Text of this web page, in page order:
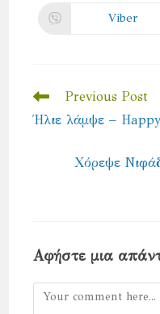
new
window
Opens
Viber
Read
articles
Previous Post
Ήλιε λάμψε –
Χόρεψε
Αφήστε μια
Comment